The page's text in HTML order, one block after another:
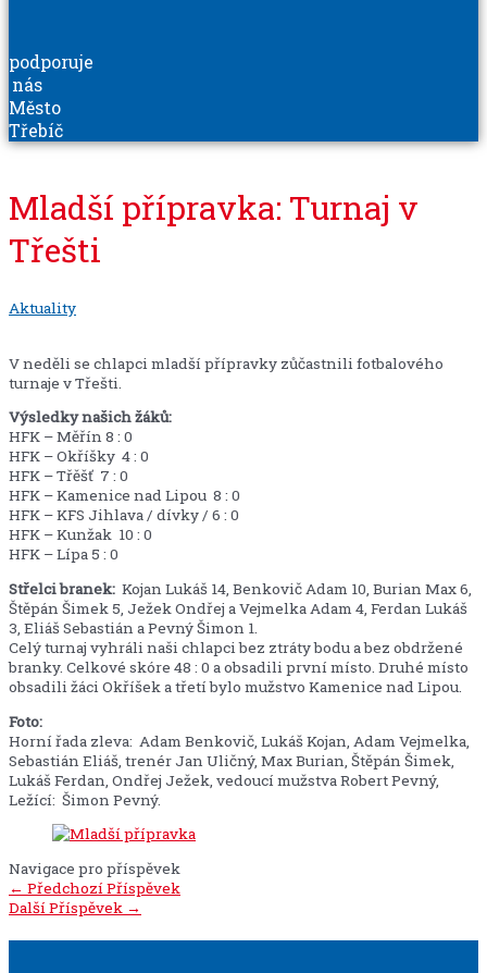
podporuje
nás
Město
Třebíč
Mladší přípravka: Turnaj v
Třešti
Aktuality
V neděli se chlapci mladší přípravky zůčastnili fotbalového
turnaje v Třešti.
Výsledky našich žáků:
HFK – Měřín 8 : 0
HFK – Okříšky 4 : 0
HFK – Třěšť 7 : 0
HFK – Kamenice nad Lipou 8 : 0
HFK – KFS Jihlava / dívky / 6 : 0
HFK – Kunžak 10 : 0
HFK – Lípa 5 : 0
Střelci branek: Kojan Lukáš 14, Benkovič Adam 10, Burian Max 6,
Štěpán Šimek 5, Ježek Ondřej a Vejmelka Adam 4, Ferdan Lukáš
3, Eliáš Sebastián a Pevný Šimon 1.
Celý turnaj vyhráli naši chlapci bez ztráty bodu a bez obdržené
branky. Celkové skóre 48 : 0 a obsadili první místo. Druhé místo
obsadili žáci Okříšek a třetí bylo mužstvo Kamenice nad Lipou.
Foto:
Horní řada zleva: Adam Benkovič, Lukáš Kojan, Adam Vejmelka,
Sebastián Eliáš, trenér Jan Uličný, Max Burian, Štěpán Šimek,
Lukáš Ferdan, Ondřej Ježek, vedoucí mužstva Robert Pevný,
Ležící: Šimon Pevný.
Navigace pro příspěvek
← Předchozí Příspěvek
Další Příspěvek →